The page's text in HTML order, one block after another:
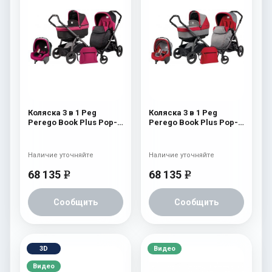
Коляска 3 в 1 Peg
Perego Book Plus Pop-
Pop-Up Completo) Fleur
68 135 e
Сообщить
Наличие уточняйте
Коляска 3 в 1 Peg
Perego Book Plus Pop-
Pop-Up Completo) Tulip
68 135 e
Сообщить
Наличие уточняйте
3D
Видео
Видео